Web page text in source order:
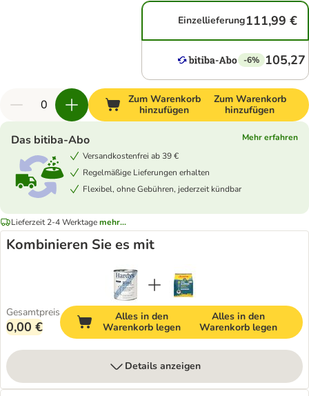
Einzellieferung111,99 €
-6% 105,27
Zum Warenkorb
hinzufügen
Zum Warenkorb
hinzufügen
Das bitiba-Abo
Mehr erfahren
Versandkostenfrei ab 39 €
Regelmäßige Lieferungen erhalten
Flexibel, ohne Gebühren, jederzeit kündbar
Lieferzeit 2-4 Werktagemehr...
Kombinieren Sie es mit
Gesamtpreis
0,00 €
Alles in den
Warenkorb legen
Alles in den
Warenkorb legen
Details anzeigen